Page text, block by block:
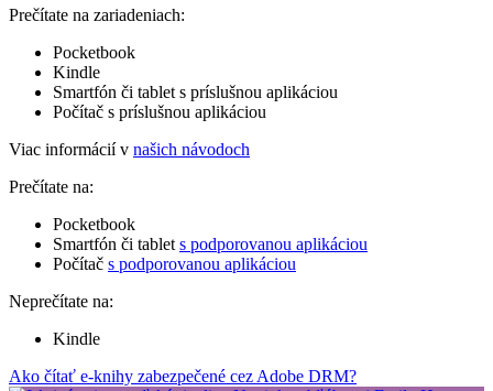
Prečítate na zariadeniach:
Pocketbook
Kindle
Smartfón či tablet s príslušnou aplikáciou
Počítač s príslušnou aplikáciou
Viac informácií v našich návodoch
Prečítate na:
Pocketbook
Smartfón či tablet s podporovanou aplikáciou
Počítač s podporovanou aplikáciou
Neprečítate na:
Kindle
Ako čítať e-knihy zabezpečené cez Adobe DRM?